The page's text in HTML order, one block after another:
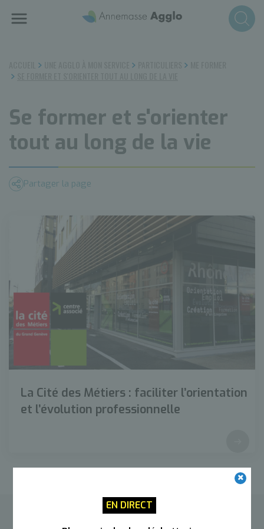
EN DIRECT
Se former et s'orienter
tout au long de la vie
Partager la page
La Cité des Métiers : faciliter l’orientation
et l’évolution professionnelle